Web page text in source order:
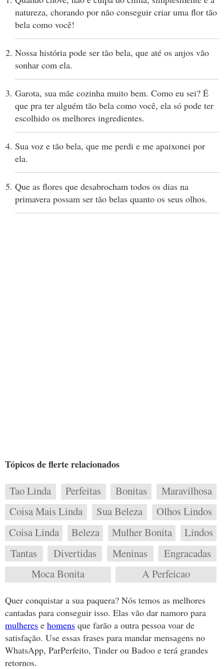
natureza, chorando por não conseguir criar uma flor tão
bela como você!
Nossa história pode ser tão bela, que até os anjos vão
sonhar com ela.
Garota, sua mãe cozinha muito bem. Como eu sei? É
que pra ter alguém tão bela como você, ela só pode ter
escolhido os melhores ingredientes.
Sua voz e tão bela, que me perdi e me apaixonei por
ela.
Que as flores que desabrocham todos os dias na
primavera possam ser tão belas quanto os seus olhos.
Tópicos de flerte relacionados
Tao Linda Perfeitas Bonitas
Maravilhosa
Coisa Mais Linda
Sua Beleza
Olhos Lindos
Coisa Linda
Beleza Mulher Bonita
Lindos
Tantas
Divertidas Meninas
Engracadas
Moca Bonita
A Perfeicao
Quer conquistar a sua paquera? Nós temos as melhores
cantadas para conseguir isso. Elas vão dar namoro para
mulheres e homens que farão a outra pessoa voar de
satisfação. Use essas frases para mandar mensagens no
WhatsApp, ParPerfeito, Tinder ou Badoo e terá grandes
retornos.